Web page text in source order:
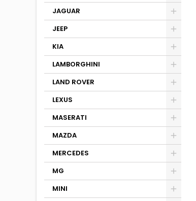
JAGUAR
JEEP
KIA
LAMBORGHINI
LAND ROVER
LEXUS
MASERATI
MAZDA
MERCEDES
MG
MINI